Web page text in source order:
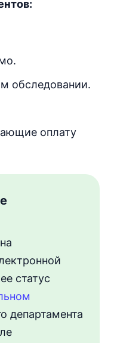
обследовании.
оплату
статус
департамента